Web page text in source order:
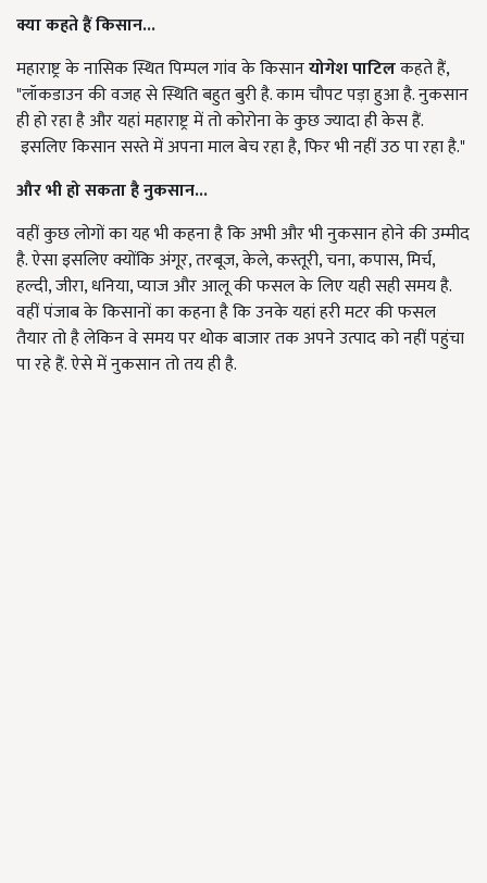
क्या कहते हैं किसान...
महाराष्ट्र के नासिक स्थित पिम्पल गांव के किसानयोगेश पाटिलकहते हैं,
"लॉकडाउन की वजह से स्थिति बहुत बुरी है. काम चौपट पड़ा हुआ है. नुकसान
ही हो रहा है और यहां महाराष्ट्र में तो कोरोना के कुछ ज्यादा ही केस हैं.
इसलिए किसान सस्ते में अपना माल बेच रहा है, फिर भी नहीं उठ पा रहा है."
और भी हो सकता है नुकसान...
वहीं कुछ लोगों का यह भी कहना है कि अभी और भी नुकसान होने की उम्मीद
है. ऐसा इसलिए क्योंकि अंगूर, तरबूज, केले, कस्तूरी, चना, कपास, मिर्च,
हल्दी, जीरा, धनिया, प्याज और आलू की फसल के लिए यही सही समय है.
वहीं पंजाब के किसानों का कहना है कि उनके यहां हरी मटर की फसल
तैयार तो है लेकिन वे समय पर थोक बाजार तक अपने उत्पाद को नहीं पहुंचा
पा रहे हैं. ऐसे में नुकसान तो तय ही है.